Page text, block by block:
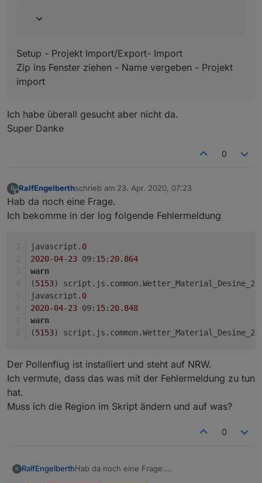
Setup - Projekt Import/Export- Import
Zip ins Fenster ziehen - Name vergeben - Projekt
import
Ich habe überall gesucht aber nicht da.
Super Danke
0
R
Offline
RalfEngelberthschrieb am 23. Apr. 2020, 07:23
zuletzt editiert von
Hab da noch eine Frage.
Ich bekomme in der log folgende Fehlermeldung
javascript. 0
2020-04-23 09: 15: 20.864
warn
(5153)
javascript. 0
2020-04-23 09: 15: 20.848
warn
(5153)
Der Pollenflug ist installiert und steht auf NRW.
Ich vermute, dass das was mit der Fehlermeldung zu tun
hat.
Muss ich die Region im Skript ändern und auf was?
0
R RalfEngelberthHab da noch eine Frage.